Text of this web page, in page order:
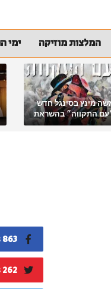
המלצות מוזיקה ימי
מינץ בסינגל חדש
התקווה״ בהשראת
"ביחד ננצח"
863 Likes
262 Followers